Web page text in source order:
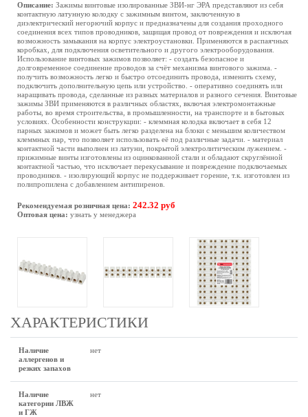
Описание: Зажимы винтовые изолированные ЗВИ-нг ЭРА представляют из себя
контактную латунную колодку с зажимным винтом, заключенную в
диэлектрический негорючий корпус и предназначены для создания проходного
соединения всех типов проводников, защищая провод от повреждения и исключая
возможность замыкания на корпус электроустановки. Применяются в распаячных
коробках, для подключения осветительного и другого электрооборудования.
Использование винтовых зажимов позволяет: - создать безопасное и
долговременное соединение проводов за счёт механизма винтового зажима. -
получить возможность легко и быстро отсоединить провода, изменить схему,
подключить дополнительную цепь или устройство. - оперативно соединять или
наращивать провода, сделанные из разных материалов и разного сечения. Винтовые
зажимы ЗВИ применяются в различных областях, включая электромонтажные
работы, во время строительства, в промышленности, на транспорте и в бытовых
условиях. Особенности конструкции: - клеммная колодка включает в себя 12
парных зажимов и может быть легко разделена на блоки с меньшим количеством
клеммных пар, что позволяет использовать её под различные задачи. - материал
контактной части выполнен из латуни, покрытой электролитическим лужением. -
прижимные винты изготовлены из оцинкованной стали и обладают скруглённой
контактной частью, что исключает перекусывание и повреждение подключаемых
проводников. - изолирующий корпус не поддерживает горение, т.к. изготовлен из
полипропилена с добавлением антипиренов.
Рекомендуемая розничная цена: 242.32 руб
Оптовая цена: узнать у менеджера
ХАРАКТЕРИСТИКИ
Наличие
аллергенов и
резких запахов
нет
Наличие
категории ЛВЖ
и ГЖ
нет